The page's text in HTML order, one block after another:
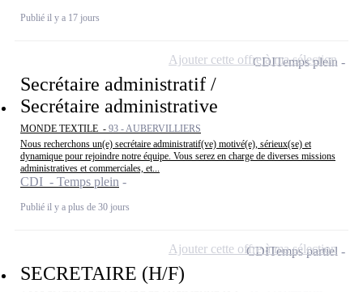
Publié il y a 17 jours
Secrétaire administratif /
Secrétaire administrative
MONDE TEXTILE - 93 - AUBERVILLIERS
Nous recherchons un(e) secrétaire administratif(ve) motivé(e), sérieux(se) et
dynamique pour rejoindre notre équipe. Vous serez en charge de diverses missions
administratives et commerciales, et...
CDI - Temps plein
Publié il y a plus de 30 jours
CDITemps plein
Ajouter cette offre à ma sélection
SECRETAIRE (H/F)
CDITemps partiel
Ajouter cette offre à ma sélection